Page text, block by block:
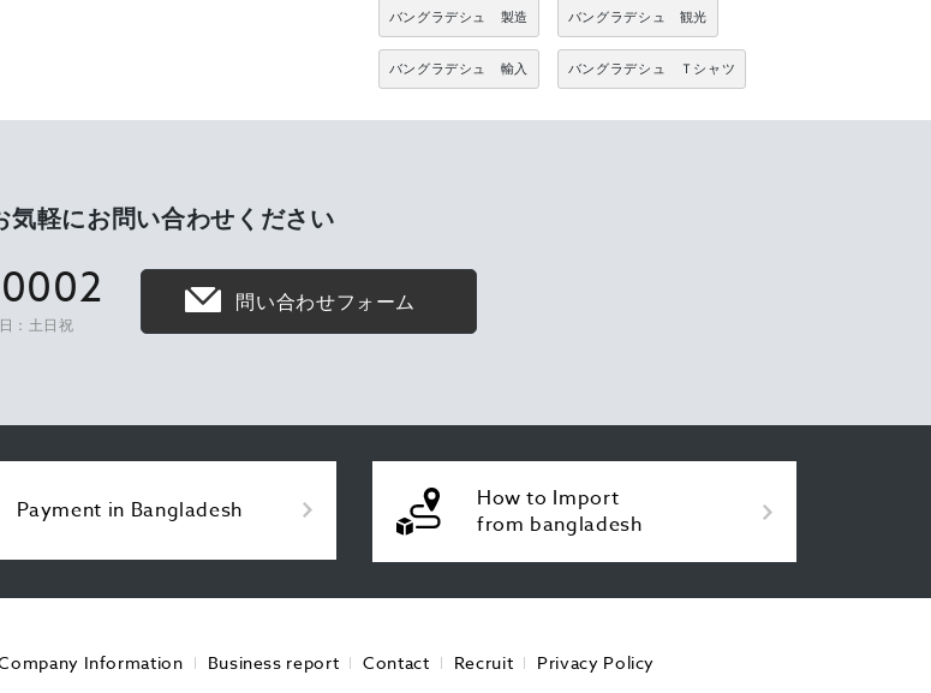
バングラデシュ 製造 バングラデシュ 観光
バングラデシュ 輸入 バングラデシュ Ｔシャツ
気軽にお問い合わせください
：土日祝
問い合わせフォーム
Payment in Bangladesh
How to Import
from bangladesh
Information Business report Contact Recruit Privacy Policy